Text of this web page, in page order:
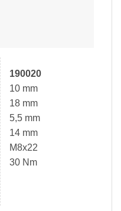
190020
10 mm
18 mm
5,5 mm
14 mm
M8x22
30 Nm